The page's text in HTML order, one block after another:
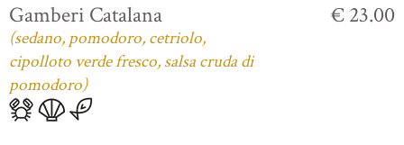
Gamberi Catalana
(sedano, pomodoro, cetriolo,
cipolloto verde fresco, salsa cruda di
pomodoro)
€ 23.00